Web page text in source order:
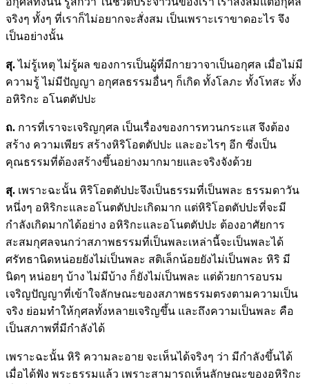
จริงๆ ทั้งๆ ที่เราก็ไม่อยากจะสั่งสม เป็นเพราะเราขาดอะไร จึง
เป็นอย่างนั้น
สุ.ไม่รู้เหตุ ไม่รู้ผล ของการเป็นผู้ที่มีกายวาจาเป็นอกุศล เมื่อไม่มี
ความรู้ ไม่มีปัญญา อกุศลธรรมอื่นๆ ก็เกิด ทั้งโลภะ ทั้งโทสะ ทั้ง
อหิริกะ อโนตตัปปะ
ถ. การที่เราจะเจริญกุศล เป็นเรื่องของการทวนกระแส จึงต้อง
สร้าง ความเพียร สร้างหิริโอตตัปปะ และอะไรๆ อีก ซึ่งเป็น
คุณธรรมที่ต้องสร้างขึ้นอย่างมากมายและจริงจังด้วย
สุ. เพราะฉะนั้น หิริโอตตัปปะจึงเป็นธรรมที่เป็นพละ ธรรมดาวัน
หนึ่งๆ อหิริกะและอโนตตัปปะเกิดมาก แต่หิริโอตตัปปะที่จะมี
กำลังเกิดมากได้อย่าง อหิริกะและอโนตตัปปะ ต้องอาศัยการ
สะสมกุศลจนกว่าสภาพธรรมที่เป็นพละเหล่านี้จะเป็นพละได้
ศรัทธานิดหน่อยยังไม่เป็นพละ สติเล็กน้อยยังไม่เป็นพละ หิริ มี
นิดๆ หน่อยๆ บ้าง ไม่มีบ้าง ก็ยังไม่เป็นพละ แต่ด้วยการอบรม
เจริญปัญญาที่เข้าใจลักษณะของสภาพธรรมตรงตามความเป็น
จริง ย่อมทำให้กุศลทั้งหลายเจริญขึ้น และถึงความเป็นพละ คือ
เป็นสภาพที่มีกำลังได้
เพราะฉะนั้น หิริ ความละอาย จะเห็นได้จริงๆ ว่า มีกำลังขึ้นได้
เมื่อได้ฟัง พระธรรมแล้ว เพราะสามารถเห็นลักษณะของอหิริกะ